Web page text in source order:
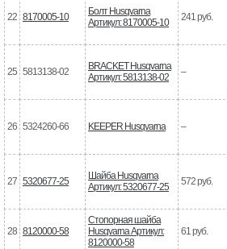
22 8170005-10
Болт Husqvarna
Артикул: 8170005-10
241 руб.
25 5813138-02
BRACKET Husqvarna
Артикул: 5813138-02
–
26 5324260-66 KEEPER Husqvarna
–
27 5320677-25
Шайба Husqvarna
Артикул: 5320677-25
572 руб.
28 8120000-58
Стопорная шайба
Husqvarna Артикул:
8120000-58
61 руб.